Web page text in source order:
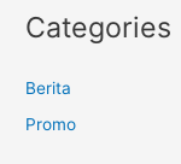
Categories
Berita
Promo